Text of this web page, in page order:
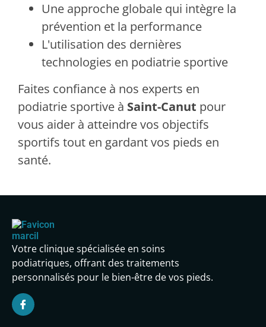
Une approche globale qui intègre la
prévention et la performance
L'utilisation des dernières
technologies en podiatrie sportive
Faites confiance à nos experts en
podiatrie sportive à Saint-Canut pour
vous aider à atteindre vos objectifs
sportifs tout en gardant vos pieds en
santé.
Votre clinique spécialisée en soins
podiatriques, offrant des traitements
personnalisés pour le bien-être de vos pieds.